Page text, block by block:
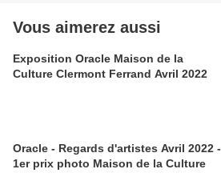
Vous aimerez aussi
Exposition Oracle Maison de la
Culture Clermont Ferrand Avril 2022
Oracle - Regards d'artistes Avril 2022 -
1er prix photo Maison de la Culture